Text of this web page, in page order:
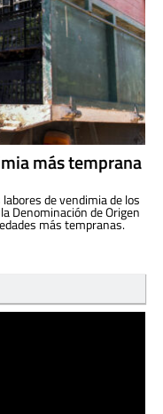
más temprana
de vendimia de los
Denominación de Origen
más tempranas.